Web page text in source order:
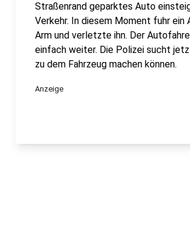
Straßenrand geparktes Auto
Verkehr. In diesem Moment fuhr
Arm und verletzte ihn. Der
einfach weiter. Die Polizei sucht
zu dem Fahrzeug machen können.
Anzeige